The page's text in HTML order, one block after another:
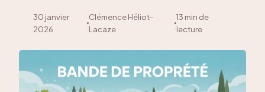
30 janvier
2026
·
Clémence Héliot-
Lacaze
·
13 min de
lecture